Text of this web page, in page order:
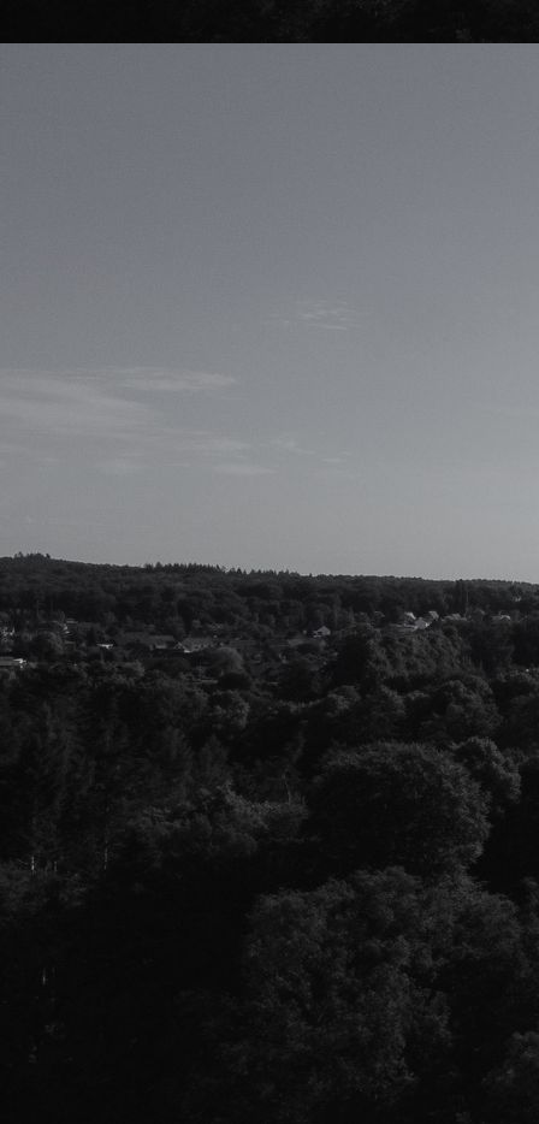
Opening vernieuwde Wilhelminastraat Didam